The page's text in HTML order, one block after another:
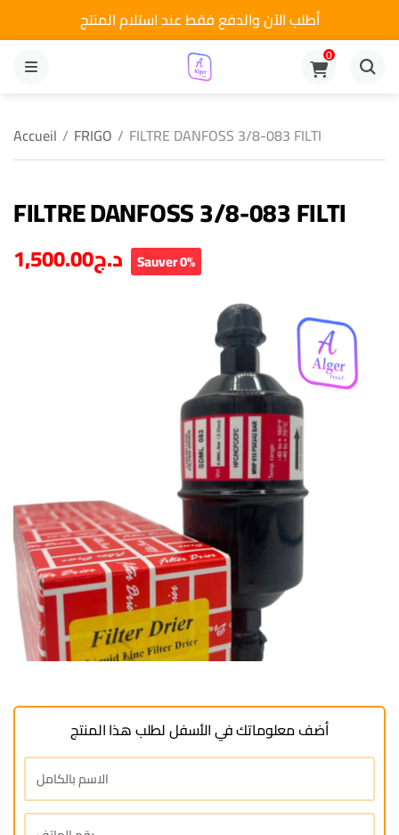
أطلب الآن والدفع فقط عند استلام المنتج
MENU
0
Accueil / FRIGO / FILTRE DANFOSS 3/8-083 FILTI
FILTRE DANFOSS 3/8-083 FILTI
د.ج1,500.00 Sauver 0%
أضف معلوماتك في الأسفل لطلب هذا المنتج